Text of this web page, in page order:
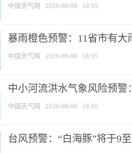
中国天气网 2026-08-08 18:05
暴雨橙色预警：11省市有
中国天气网 2026-08-08 18:05
中小河流洪水气象风险预
中国天气网 2026-08-08 18:05
台风预警：“白海豚”将于9